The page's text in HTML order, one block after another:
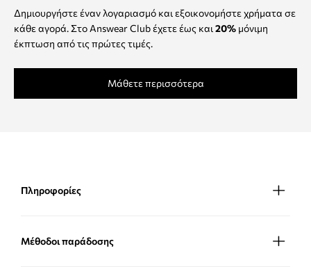
Δημιουργήστε έναν λογαριασμό και εξοικονομήστε χρήματα σε
κάθε αγορά. Στο Answear Club έχετε έως και 20% μόνιμη
έκπτωση από τις πρώτες τιμές.
Μάθετε περισσότερα
Πληροφορίες
Μέθοδοι παράδοσης